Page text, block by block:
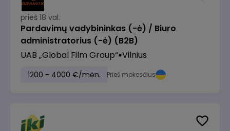
prieš 18 val.
Pardavimų vadybininkas (-ė) / Biuro
administratorius (-ė) (B2B)
UAB „Global Film Group“ Vilnius
1200 - 4000 €/mėn. Prieš mokesčius